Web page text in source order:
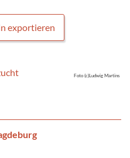
exportieren
Foto (c)Ludwig Martins